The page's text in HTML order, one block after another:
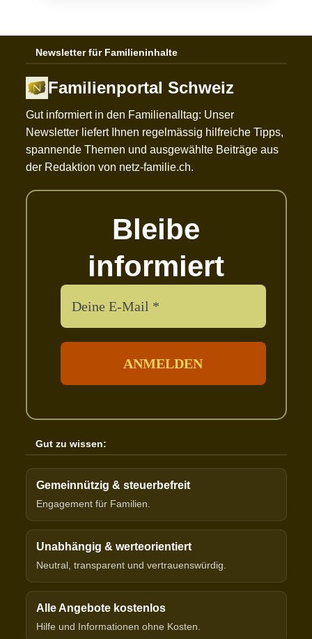
Newsletter für Familieninhalte
Familienportal Schweiz
Gut informiert in den Familienalltag: Unser
Newsletter liefert Ihnen regelmässig hilfreiche Tipps,
spannende Themen und ausgewählte Beiträge aus
der Redaktion von netz-familie.ch.
Bleibe
informiert
Gut zu wissen:
Gemeinnützig & steuerbefreit
Engagement für Familien.
Unabhängig & werteorientiert
Neutral, transparent und vertrauenswürdig.
Alle Angebote kostenlos
Hilfe und Informationen ohne Kosten.